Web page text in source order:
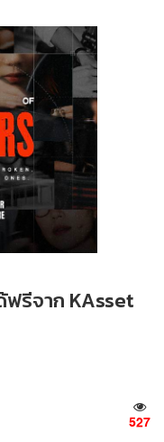
ฟรีจาก KAsset
527